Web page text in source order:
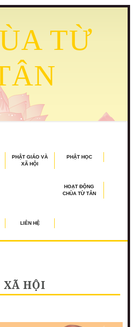
TỪ
PHẬT GIÁO VÀ
XÃ HỘI
PHẬT HỌC
HOẠT ĐỘNG
CHÙA TỪ TÂN
LIÊN HỆ
XÃ HỘI